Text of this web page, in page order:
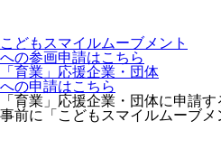
こどもスマイルムーブメント
への参画申請はこちら
「育業」応援企業・団体
への申請はこちら
「育業」応援企業・団体に申請す
事前に「こどもスマイルムーブメ